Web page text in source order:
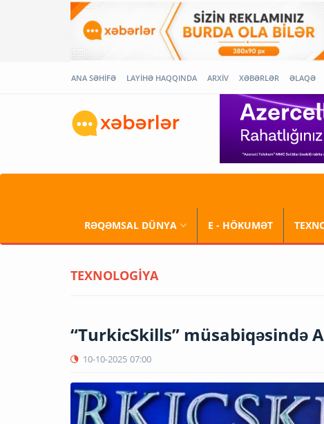
ANA SƏHİFƏ LAYİHƏ HAQQINDA ARXİV XƏBƏRLƏR ƏLAQƏ
RƏQƏMSAL DÜNYA E - HÖKUMƏT
TEXNOLOGİYA
“TurkicSkills” müsabiqəsində
10-10-2025 07:00